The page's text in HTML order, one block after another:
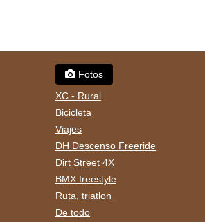
Fotos
XC - Rural
Bicicleta
Viajes
DH Descenso Freeride
Dirt Street 4X
BMX freestyle
Ruta, triatlon
De todo